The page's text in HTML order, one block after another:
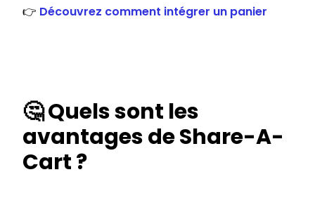
👉 Découvrez comment intégrer un panier
🤔 Quels sont les
avantages de Share-A-
Cart ?